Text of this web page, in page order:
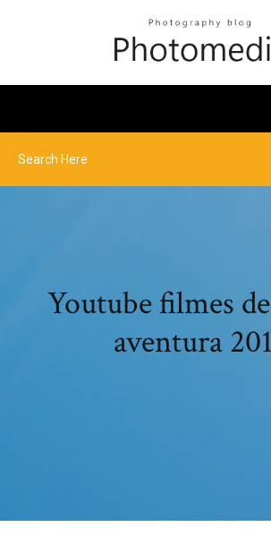
Youtube filmes
aventura